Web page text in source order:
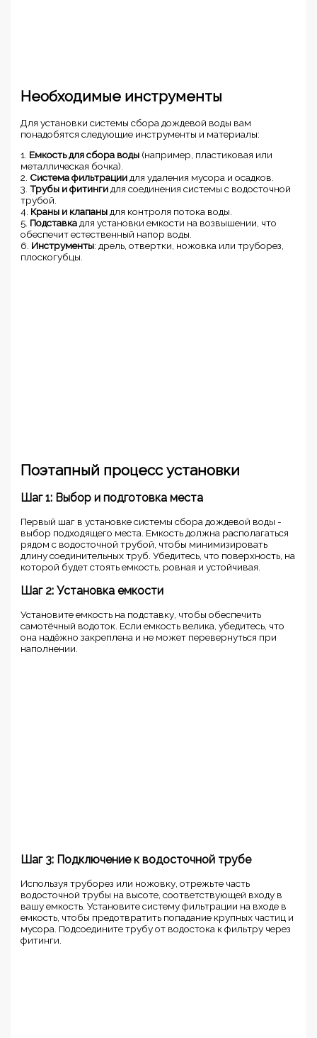
Необходимые инструменты
Для установки системы сбора дождевой воды вам
понадобятся следующие инструменты и материалы:
1. Емкость для сбора воды (например, пластиковая или
металлическая бочка).
2. Система фильтрациидля удаления мусора и осадков.
3.Трубы и фитингидля соединения системы с водосточной
трубой.
4. Краны и клапаныдля контроля потока воды.
5. Подставкадля установки емкости на возвышении, что
обеспечит естественный напор воды.
6. Инструменты: дрель, отвертки, ножовка или труборез,
плоскогубцы.
Поэтапный процесс установки
Шаг 1: Выбор и подготовка места
Первый шаг в установке системы сбора дождевой воды -
выбор подходящего места. Емкость должна располагаться
рядом с водосточной трубой, чтобы минимизировать
длину соединительных труб. Убедитесь, что поверхность, на
которой будет стоять емкость, ровная и устойчивая.
Шаг 2: Установка емкости
Установите емкость на подставку, чтобы обеспечить
самотёчный водоток. Если емкость велика, убедитесь, что
она надёжно закреплена и не может перевернуться при
наполнении.
Шаг 3: Подключение к водосточной трубе
Используя труборез или ножовку, отрежьте часть
водосточной трубы на высоте, соответствующей входу в
вашу емкость. Установите систему фильтрации на входе в
емкость, чтобы предотвратить попадание крупных частиц и
мусора. Подсоедините трубу от водостока к фильтру через
фитинги.